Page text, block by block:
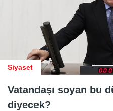
Siyaset
Vatandaşı soyan bu
diyecek?